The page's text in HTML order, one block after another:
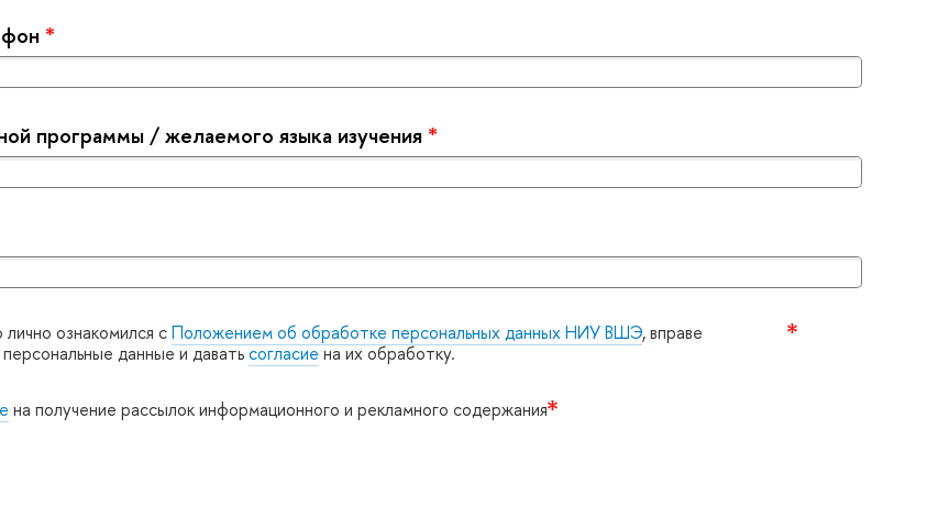
*
программы / желаемого языка изучения *
ознакомился сПоложением об обработке персональных данных НИУ ВШЭ, вправе
данные и даватьсогласиена их обработку.
на получение рассылок информационного и рекламного содержания